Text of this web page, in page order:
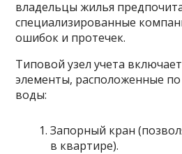
владельцы жилья
специализированные
ошибок и протечек.
Типовой узел учета
элементы, расположенные
воды:
Запорный кран
в квартире).